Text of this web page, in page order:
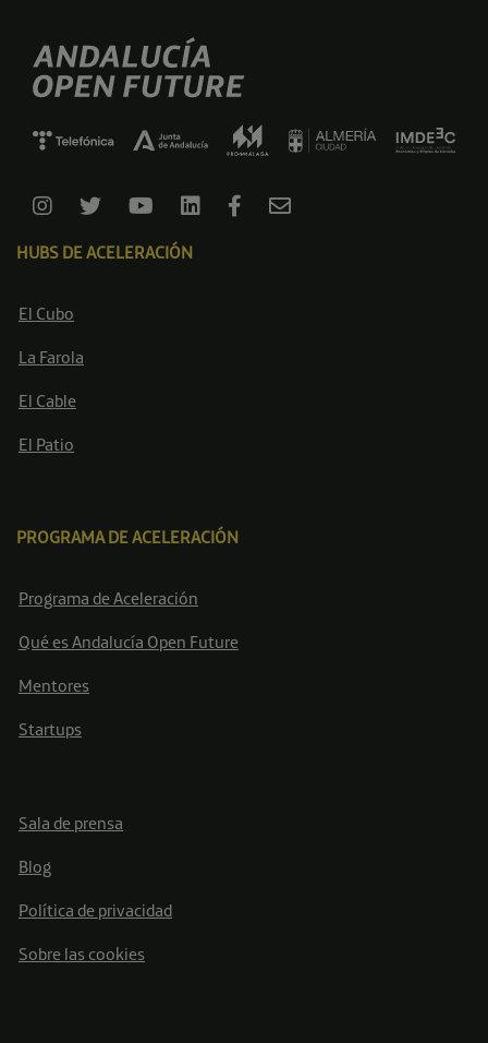
HUBS DE ACELERACIÓN
El Cubo
La Farola
El Cable
El Patio
PROGRAMA DE ACELERACIÓN
Programa de Aceleración
Qué es Andalucía Open Future
Mentores
Startups
Sala de prensa
Blog
Política de privacidad
Sobre las cookies